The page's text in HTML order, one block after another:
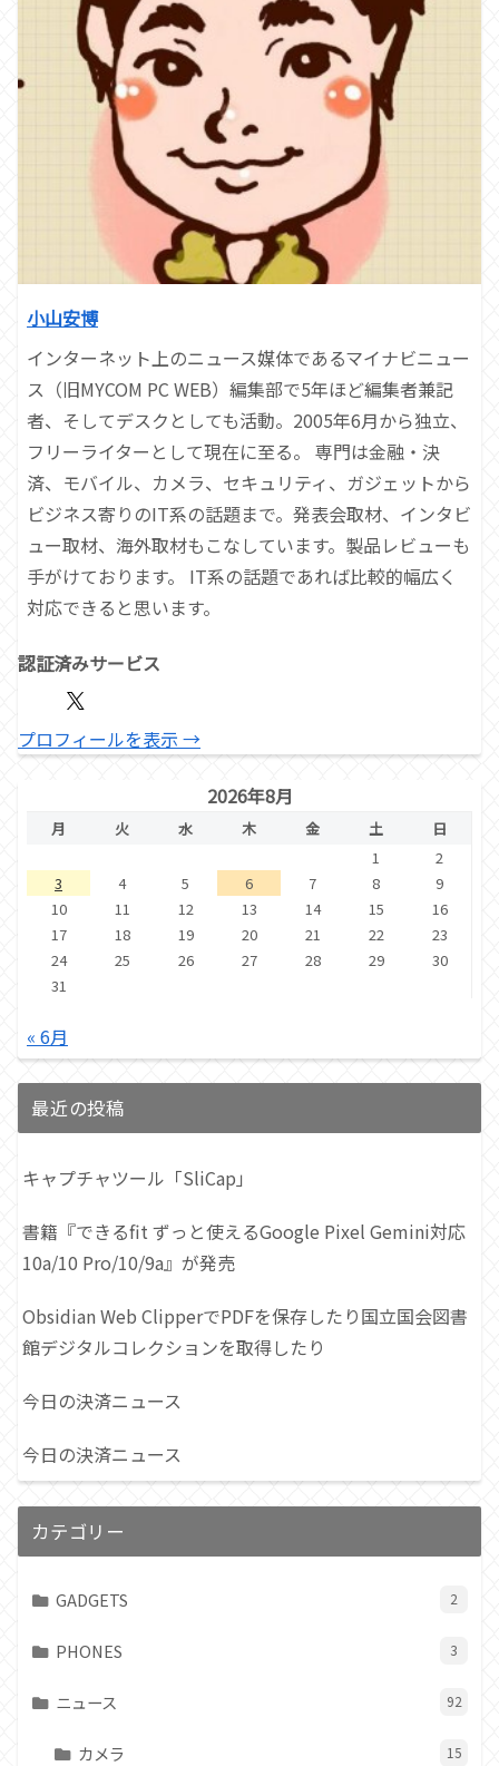
小山安博
インターネット上のニュース媒体であるマイナビニュー
ス（旧MYCOM PC WEB）編集部で5年ほど編集者兼記
者、そしてデスクとしても活動。2005年6月から独立、
フリーライターとして現在に至る。 専門は金融・決
済、モバイル、カメラ、セキュリティ、ガジェットから
ビジネス寄りのIT系の話題まで。発表会取材、インタビ
ュー取材、海外取材もこなしています。製品レビューも
手がけております。 IT系の話題であれば比較的幅広く
対応できると思います。
認証済みサービス
プロフィールを表示 →
2026年8月
月 火 水 木 金 土
日
1
2
3
4 5 6 7 8
9
10
11 12 13 14 15
16
17
18 19 20 21 22
23
24
25 26 27 28 29
30
31
« 6月
最近の投稿
キャプチャツール「SliCap」
書籍『できるfit ずっと使えるGoogle Pixel Gemini対応
10a/10 Pro/10/9a』が発売
Obsidian Web ClipperでPDFを保存したり国立国会図書
館デジタルコレクションを取得したり
今日の決済ニュース
今日の決済ニュース
カテゴリー
GADGETS 2
PHONES 3
ニュース 92
カメラ 15